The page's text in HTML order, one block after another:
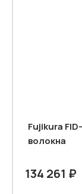
Fujikura
волокна
134 261 ₽